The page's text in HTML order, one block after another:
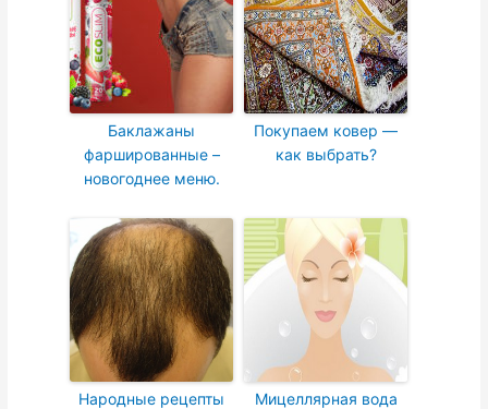
Баклажаны
фаршированные –
новогоднее меню.
Покупаем ковер —
как выбрать?
Народные рецепты
Мицеллярная вода